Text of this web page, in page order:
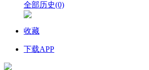
全部历史(0)
收藏
下载APP